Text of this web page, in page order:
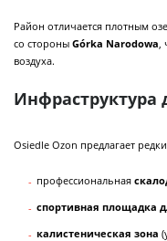
Район отличается плотным
со стороны Górka Narodowa
воздуха.
Инфраструктура
Osiedle Ozon предлагает
профессиональная
спортивная площадка
калистеническая зона